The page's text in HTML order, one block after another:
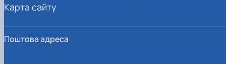
Поштова адреса
Карта сайту